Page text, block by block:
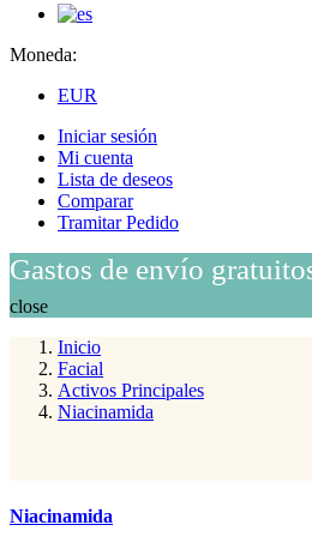
Moneda:
EUR
Iniciar sesión
Mi cuenta
Lista de deseos
Comparar
Tramitar Pedido
Gastos de envío
close
Inicio
Facial
Activos Principales
Niacinamida
Niacinamida